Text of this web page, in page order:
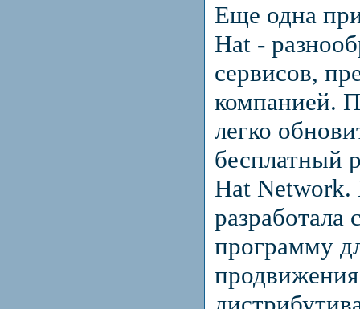
Еще одна
Hat -
сервисов,
компанией.
легко
бесплатный
Hat
программу
продвижения